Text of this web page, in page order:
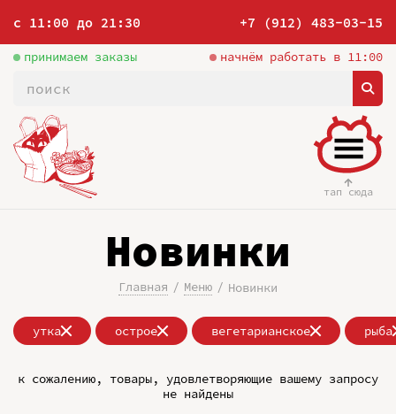
с 11:00 до 21:30 +7 (912) 483-03-15
принимаем заказы начнём работать в 11:00
тап сюда
Новинки
Главная Меню Новинки
утка острое вегетарианское рыба
к сожалению, товары, удовлетворяющие вашему запросу
не найдены